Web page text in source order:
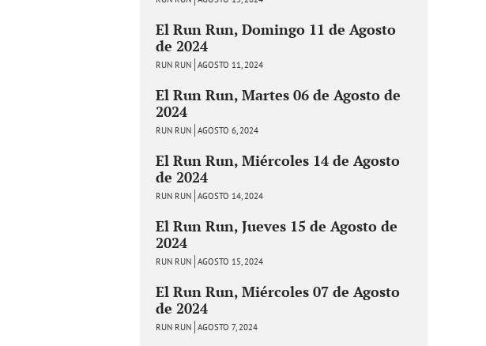
El Run Run, Domingo 11 de Agosto
de 2024
RUN RUN AGOSTO 11, 2024
El Run Run, Martes 06 de Agosto de
2024
RUN RUN AGOSTO 6, 2024
El Run Run, Miércoles 14 de Agosto
de 2024
RUN RUN AGOSTO 14, 2024
El Run Run, Jueves 15 de Agosto de
2024
RUN RUN AGOSTO 15, 2024
El Run Run, Miércoles 07 de Agosto
de 2024
RUN RUN AGOSTO 7, 2024